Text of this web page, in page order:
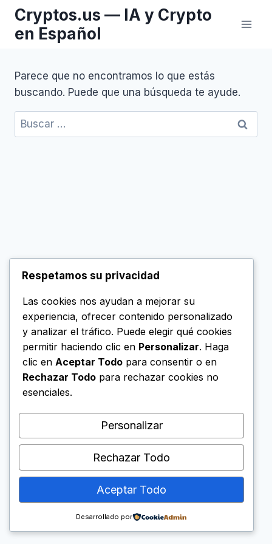
Saltar
contenido
Cryptos.us — IA y Crypto
en Español
Parece que no encontramos lo que estás
buscando. Puede que una búsqueda te ayude.
Buscar:
© 2026 Cryptos.us — IA y Crypto en Español -
Respetamos su privacidad
Las cookies nos ayudan a mejorar su
experiencia, ofrecer contenido personalizado
y analizar el tráfico. Puede elegir qué cookies
permitir haciendo clic en Personalizar. Haga
clic en Aceptar Todo para consentir o en
Rechazar Todo para rechazar cookies no
esenciales.
Personalizar
Rechazar Todo
Aceptar Todo
Desarrollado por